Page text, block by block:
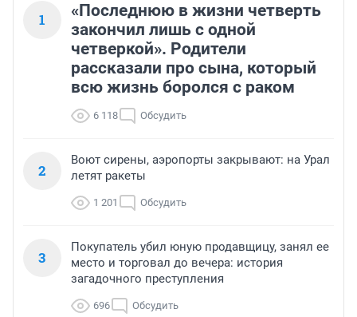
1
«Последнюю в жизни четверть
закончил лишь с одной
четверкой». Родители
рассказали про сына, который
всю жизнь боролся с раком
6 118 Обсудить
2
Воют сирены, аэропорты закрывают: на Урал
летят ракеты
1 201 Обсудить
3
Покупатель убил юную продавщицу, занял ее
место и торговал до вечера: история
загадочного преступления
696 Обсудить